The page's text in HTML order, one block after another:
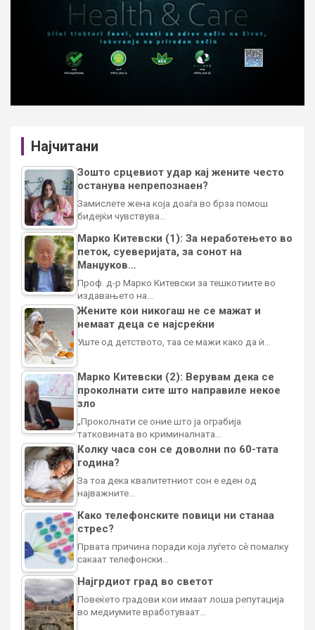
Најчитани
Зошто срцевиот удар кај жените често
останува непрепознаен?
Замислете жена која доаѓа во брза помош
бидејќи чувствува…
Марко Китевски (1): За неработењето во
петок, суеверијата, за сонот на
Манџуков…
Проф. д-р Марко Китевски за тешкотиите во
издавањето на…
Жените кои никогаш не се мажат и
немаат деца се најсреќни
Уште од детството, таа се мажи како да ѝ…
Марко Китевски (2): Верувам дека се
проколнати сите што направиле некое
зло
„Проколнати се оние што ја ограбија
татковината во криминалната…
Колку часа сон се доволни по 60-тата
година?
За тоа дека квалитетниот сон е еден од
најважните…
Како телефонските повици ни станаа
стрес?
Првата причина поради која луѓето сè помалку
сакаат телефонски…
Најгрдиот град во светот
Повеќето градови кои имаат лоша репутација
во медиумите вработуваат…